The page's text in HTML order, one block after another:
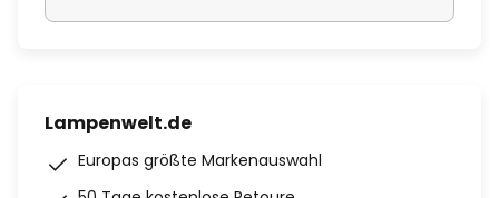
Lampenwelt.de
Europas größte Markenauswahl